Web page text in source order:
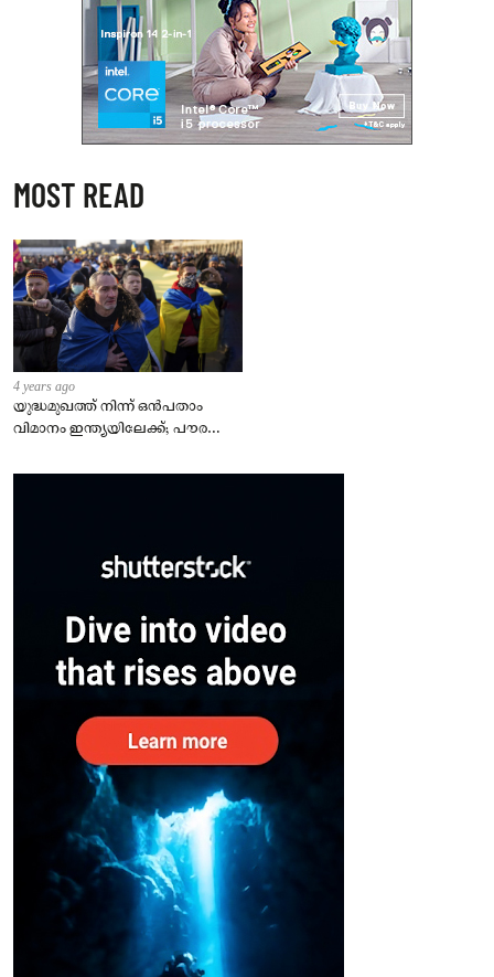
MOST READ
4 years ago
യുദ്ധമുഖത്ത് നിന്ന് ഒൻപതാം
വിമാനം ഇന്ത്യയിലേക്ക്; പൗരന്മാർ
– കേന്ദ്രം